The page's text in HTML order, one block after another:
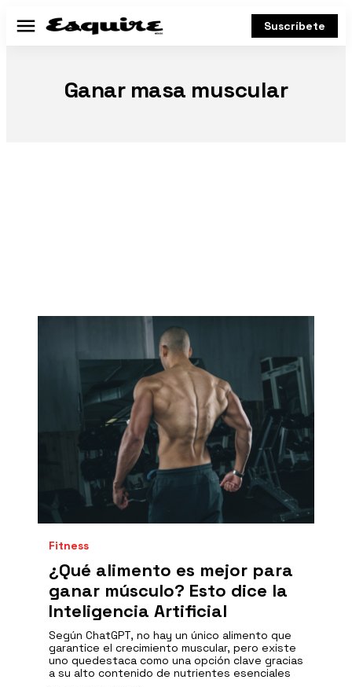
Menú Suscríbete
Ganar masa muscular
Fitness
¿Qué alimento es mejor para
ganar músculo? Esto dice la
Inteligencia Artificial
Según ChatGPT, no hay un único alimento que
garantice el crecimiento muscular, pero existe
uno quedestaca como una opción clave gracias
a su alto contenido de nutrientes esenciales